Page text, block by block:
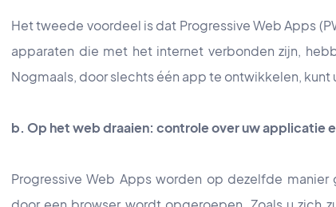
Het tweede voordeel is dat Progressive Web Apps
apparaten die met het internet verbonden zijn,
Nogmaals, door slechts één app te ontwikkelen, kunt
b. Op het web draaien: controle over uw applicatie
Progressive Web Apps worden op dezelfde